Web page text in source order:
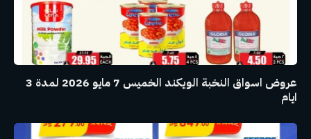
عروض اسواق النخبة الويكند الخميس 7 مايو 2026 لمدة 3
ايام